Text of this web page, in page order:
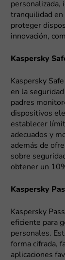
personalizada,
tranquilidad en
proteger
innovación,
Kaspersky
Kaspersky
en la
padres
dispositivos
establecer
adecuados y
además de
sobre
obtener un
Kaspersky
Kaspersky
eficiente para
personales.
forma cifrada,
aplicaciones